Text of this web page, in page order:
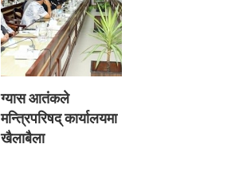
ग्यास आतंकले
मन्त्रिपरिषद् कार्यालयमा
खैलाबैला